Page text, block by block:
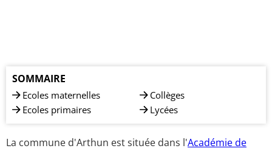
SOMMAIRE
Ecoles maternelles
Ecoles primaires
Collèges
Lycées
La commune d'Arthun est située dans l'Académie de